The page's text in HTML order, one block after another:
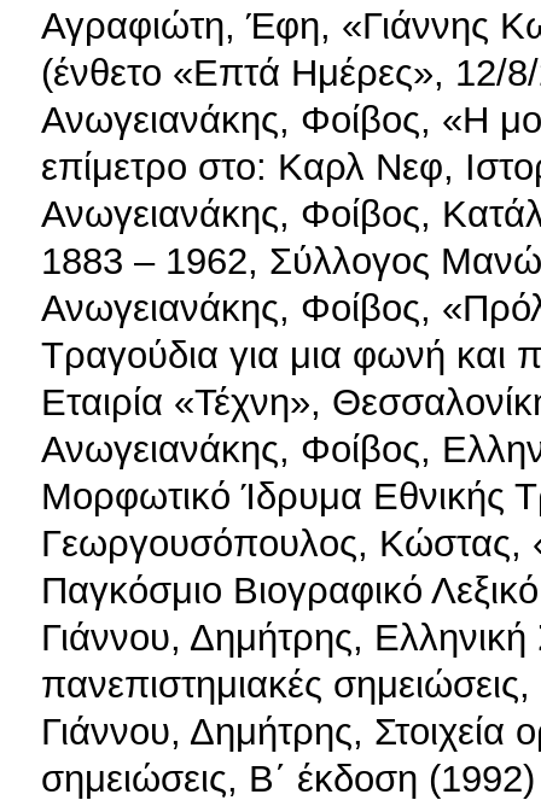
Αγραφιώτη, Έφη, «Γιάννης
(ένθετο «Επτά Ημέρες», 12/
Ανωγειανάκης, Φοίβος, «Η
επίμετρο στο: Καρλ Νεφ,
Ανωγειανάκης, Φοίβος,
1883 – 1962, Σύλλογος
Ανωγειανάκης, Φοίβος,
Τραγούδια για μια φωνή και
Εταιρία «Τέχνη»,
Ανωγειανάκης, Φοίβος,
Μορφωτικό Ίδρυμα Εθνικής
Γεωργουσόπουλος, Κώστας,
Παγκόσμιο Βιογραφικό
Γιάννου, Δημήτρης,
πανεπιστημιακές
Γιάννου, Δημήτρης, Στοιχεία
σημειώσεις, Β΄ έκδοση